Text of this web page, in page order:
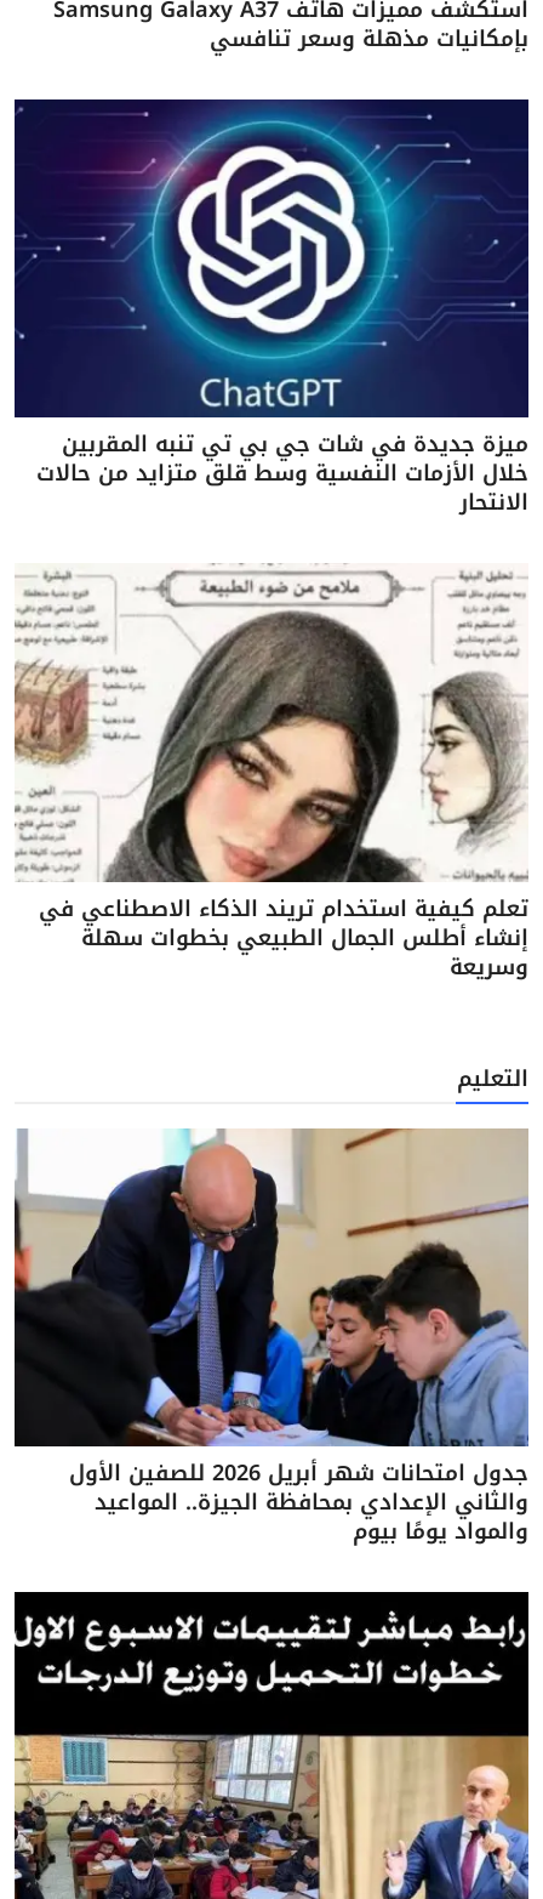
استكشف مميزات هاتف Samsung Galaxy A37
بإمكانيات مذهلة وسعر تنافسي
ميزة جديدة في شات جي بي تي تنبه المقربين
خلال الأزمات النفسية وسط قلق متزايد من حالات
الانتحار
تعلم كيفية استخدام تريند الذكاء الاصطناعي في
إنشاء أطلس الجمال الطبيعي بخطوات سهلة
وسريعة
التعليم
جدول امتحانات شهر أبريل 2026 للصفين الأول
والثاني الإعدادي بمحافظة الجيزة.. المواعيد
والمواد يومًا بيوم